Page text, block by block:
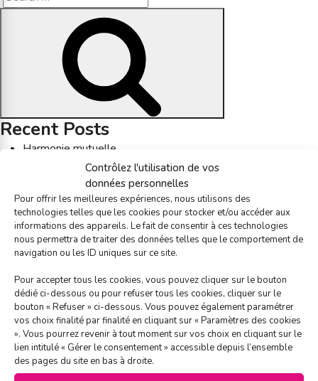
Contrôlez l'utilisation de vos
données personnelles
Pour offrir les meilleures expériences, nous utilisons des
technologies telles que les cookies pour stocker et/ou accéder aux
informations des appareils. Le fait de consentir à ces technologies
nous permettra de traiter des données telles que le comportement de
navigation ou les ID uniques sur ce site.
Pour accepter tous les cookies, vous pouvez cliquer sur le bouton
dédié ci-dessous ou pour refuser tous les cookies, cliquer sur le
bouton « Refuser » ci-dessous. Vous pouvez également paramétrer
vos choix finalité par finalité en cliquant sur « Paramètres des cookies
». Vous pourrez revenir à tout moment sur vos choix en cliquant sur le
lien intitulé « Gérer le consentement » accessible depuis l’ensemble
des pages du site en bas à droite.
Search
Recent Posts
Harmonie mutuelle
Dimeo énergie
Vattenfall
temoignage-eni
Recent Comments
Archives
April 2026
January 2026
June 2025
January 2025
November 2024